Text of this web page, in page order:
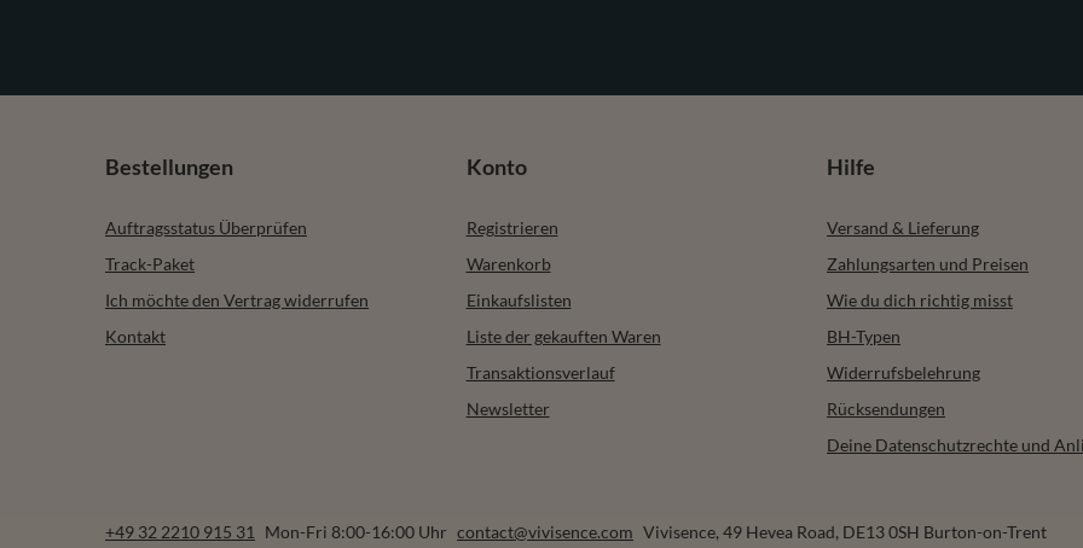
Bestellungen
Auftragsstatus Überprüfen
Track-Paket
Ich möchte den Vertrag widerrufen
Kontakt
Konto
Registrieren
Warenkorb
Einkaufslisten
Liste der gekauften Waren
Transaktionsverlauf
Newsletter
Hilfe
Versand & Lieferung
Zahlungsarten und Preisen
Wie du dich richtig misst
BH-Typen
Widerrufsbelehrung
Rücksendungen
Deine Datenschutzrechte und
+49 32 2210 915 31 Mon-Fri 8:00-16:00 Uhr contact@vivisence.com Vivisence, 49 Hevea Road, DE13 0SH Burton-on-Trent